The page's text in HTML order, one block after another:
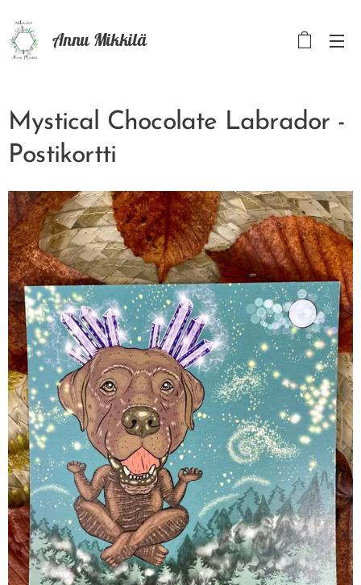
Annu Mikkilä
Mystical Chocolate Labrador -
Postikortti